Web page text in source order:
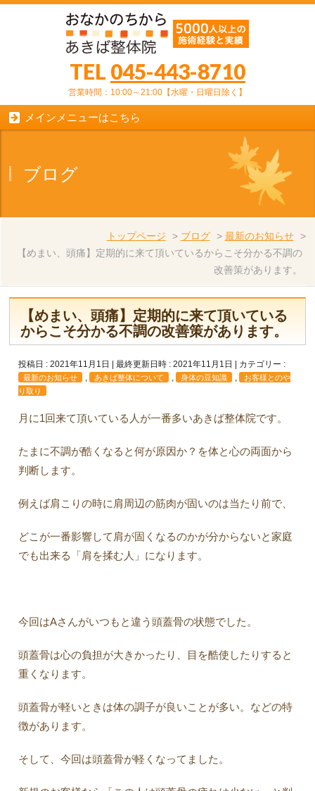
TEL 045-443-8710
営業時間：10:00～21:00【水曜・日曜日除く】
メインメニューはこちら
ブログ
トップページ > ブログ > 最新のお知らせ >
【めまい、頭痛】定期的に来て頂いているからこそ分かる不調の
改善策があります。
【めまい、頭痛】定期的に来て頂いている
からこそ分かる不調の改善策があります。
投稿日 : 2021年11月1日 最終更新日時 : 2021年11月1日 カテゴリー :
最新のお知らせ あきば整体について 身体の豆知識
お客様とのや
り取り
月に1回来て頂いている人が一番多いあきば整体院です。
たまに不調が酷くなると何が原因か？を体と心の両面から
判断します。
例えば肩こりの時に肩周辺の筋肉が固いのは当たり前で、
どこが一番影響して肩が固くなるのかが分からないと家庭
でも出来る「肩を揉む人」になります。
今回はAさんがいつもと違う頭蓋骨の状態でした。
頭蓋骨は心の負担が大きかったり、目を酷使したりすると
重くなります。
頭蓋骨が軽いときは体の調子が良いことが多い。などの特
徴があります。
そして、今回は頭蓋骨が軽くなってました。